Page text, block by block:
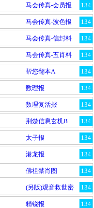
134
马会传真-会员报
134
马会传真-波色报
134
马会传真-信封料
134
马会传真-五肖料
134
帮您翻本A
134
数理报
134
数理复活报
134
荆楚信息玄机B
134
太子报
134
港龙报
134
佛祖禁肖图
134
(另版)观音救世密
134
精锐报